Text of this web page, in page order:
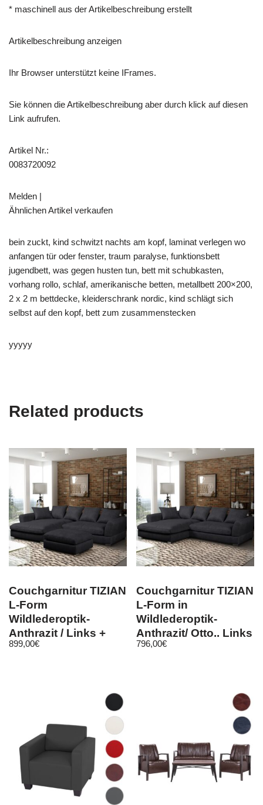
* maschinell aus der Artikelbeschreibung erstellt
Artikelbeschreibung anzeigen
Ihr Browser unterstützt keine IFrames.
Sie können die Artikelbeschreibung aber durch klick auf diesen
Link aufrufen.
Artikel Nr.:
0083720092
Melden |
Ähnlichen Artikel verkaufen
bein zuckt, kind schwitzt nachts am kopf, laminat verlegen wo
anfangen tür oder fenster, traum paralyse, funktionsbett
jugendbett, was gegen husten tun, bett mit schubkasten,
vorhang rollo, schlaf, amerikanische betten, metallbett 200×200,
2 x 2 m bettdecke, kleiderschrank nordic, kind schlägt sich
selbst auf den kopf, bett zum zusammenstecken
yyyyy
Related products
Couchgarnitur TIZIAN
L-Form
Wildlederoptik-
Anthrazit / Links +
Hocker
899,00€
Couchgarnitur TIZIAN
L-Form in
Wildlederoptik-
Anthrazit/ Otto.. Links
796,00€